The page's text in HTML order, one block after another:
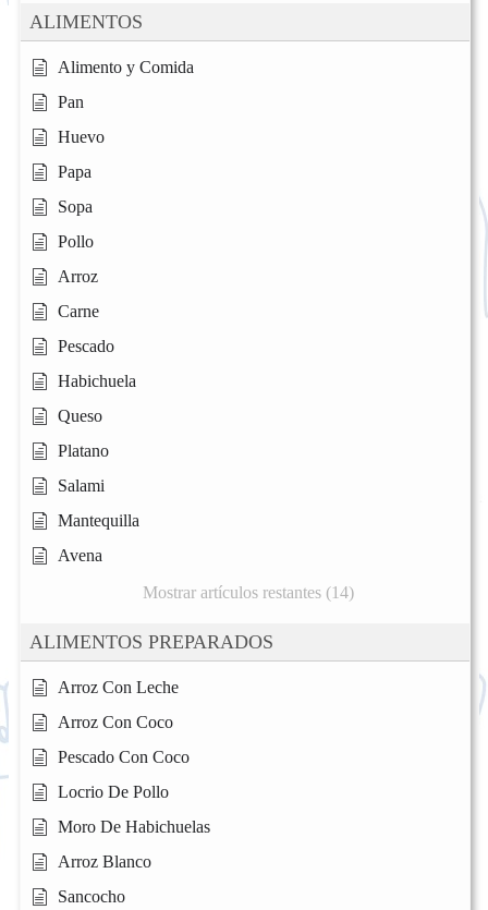
ALIMENTOS
Alimento y Comida
Pan
Huevo
Papa
Sopa
Pollo
Arroz
Carne
Pescado
Habichuela
Queso
Platano
Salami
Mantequilla
Avena
Mostrar artículos restantes (14)
ALIMENTOS PREPARADOS
Arroz Con Leche
Arroz Con Coco
Pescado Con Coco
Locrio De Pollo
Moro De Habichuelas
Arroz Blanco
Sancocho